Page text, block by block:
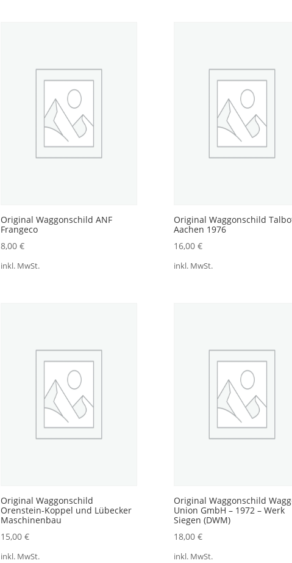
Original Waggonschild ANF
Frangeco
8,00 €
inkl. MwSt.
Original Waggonschild
Aachen 1976
16,00 €
inkl. MwSt.
Original Waggonschild
Orenstein-Koppel und Lübecker
Maschinenbau
15,00 €
inkl. MwSt.
Original Waggonschild
Union GmbH – 1972 – Werk
Siegen (DWM)
18,00 €
inkl. MwSt.